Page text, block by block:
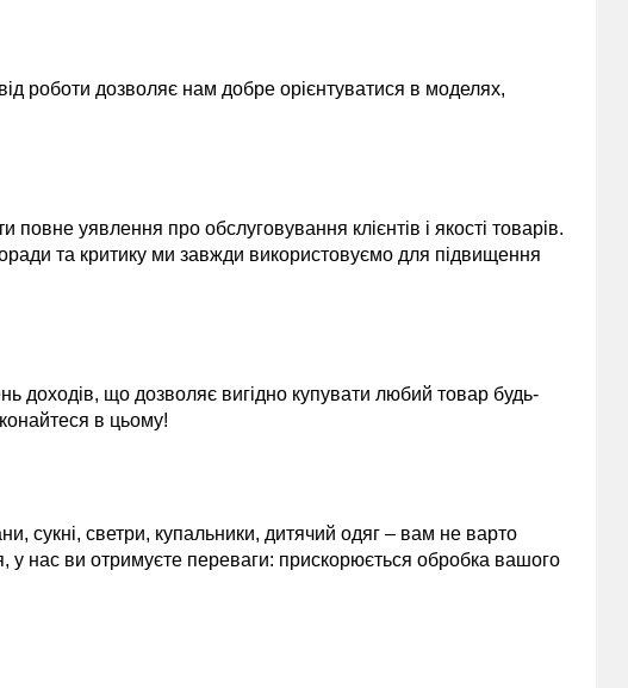
роботи дозволяє нам добре орієнтуватися в моделях,
уявлення про обслуговування клієнтів і якості товарів.
та критику ми завжди використовуємо для підвищення
доходів, що дозволяє вигідно купувати любий товар будь-
в цьому!
сукні, светри, купальники, дитячий одяг – вам не варто
нас ви отримуєте переваги: прискорюється обробка вашого